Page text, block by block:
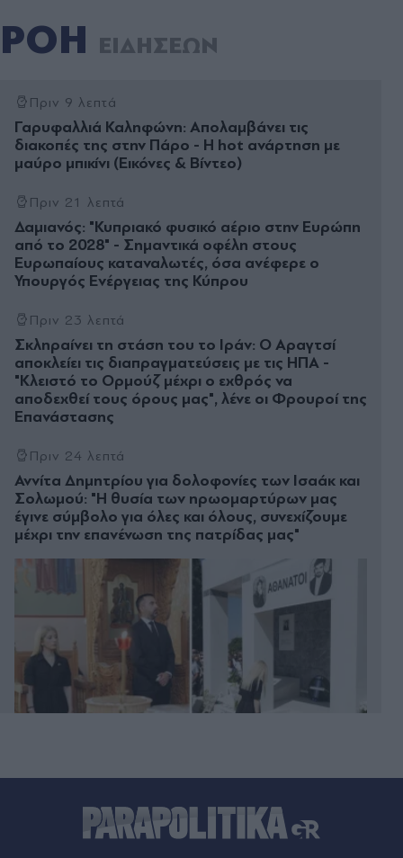
ΡΟΗ ΕΙΔΗΣΕΩΝ
Πριν 9 λεπτά
Γαρυφαλλιά Καληφώνη: Απολαμβάνει τις
διακοπές της στην Πάρο - Η hot ανάρτηση με
μαύρο μπικίνι (Εικόνες & Βίντεο)
Πριν 21 λεπτά
Δαμιανός: "Κυπριακό φυσικό αέριο στην Ευρώπη
από το 2028" - Σημαντικά οφέλη στους
Ευρωπαίους καταναλωτές, όσα ανέφερε ο
Υπουργός Ενέργειας της Κύπρου
Πριν 23 λεπτά
Σκληραίνει τη στάση του το Ιράν: Ο Αραγτσί
αποκλείει τις διαπραγματεύσεις με τις ΗΠΑ -
"Κλειστό το Ορμούζ μέχρι ο εχθρός να
αποδεχθεί τους όρους μας", λένε οι Φρουροί της
Επανάστασης
Πριν 24 λεπτά
Αννίτα Δημητρίου για δολοφονίες των Ισαάκ και
Σολωμού: "Η θυσία των ηρωομαρτύρων μας
έγινε σύμβολο για όλες και όλους, συνεχίζουμε
μέχρι την επανένωση της πατρίδας μας"
Κατερίνα Καινούργιου: Αγκαλιά με την κόρη της
στην Πάρο - "Μόνο εγώ και το κορίτσι μου"